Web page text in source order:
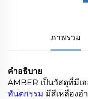
ภาพรวม
คำอธิบาย
AMBER เป็นวัสดุที่มีเ
ทันตกรรม มีสีเหลืองอ